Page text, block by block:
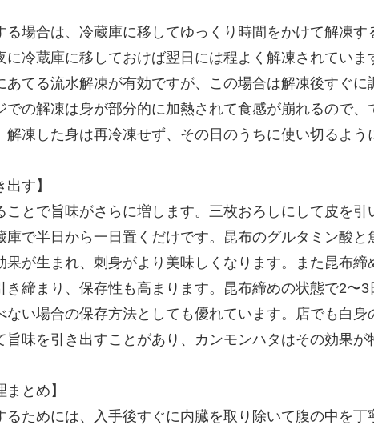
場合は、冷蔵庫に移してゆっくり時間をかけて解凍す
に冷蔵庫に移しておけば翌日には程よく解凍されていま
てる流水解凍が有効ですが、この場合は解凍後すぐに
での解凍は身が部分的に加熱されて食感が崩れるので、
凍した身は再冷凍せず、その日のうちに使い切るよう
す】
ことで旨味がさらに増します。三枚おろしにして皮を引
で半日から一日置くだけです。昆布のグルタミン酸と
が生まれ、刺身がより美味しくなります。また昆布締
き締まり、保存性も高まります。昆布締めの状態で2〜3
ない場合の保存方法としても優れています。店でも白身
旨味を引き出すことがあり、カンモンハタはその効果が
とめ】
るためには、入手後すぐに内臓を取り除いて腹の中を丁